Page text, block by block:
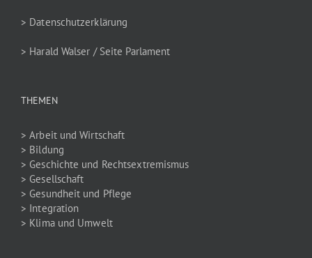
> Datenschutzerklärung
> Harald Walser / Seite Parlament
THEMEN
> Arbeit und Wirtschaft
> Bildung
> Geschichte und Rechtsextremismus
> Gesellschaft
> Gesundheit und Pflege
> Integration
> Klima und Umwelt